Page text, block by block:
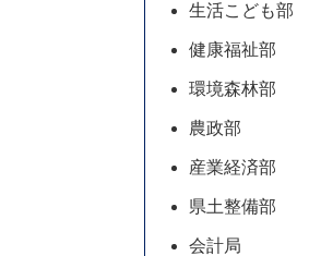
生活こども部
健康福祉部
環境森林部
農政部
産業経済部
県土整備部
会計局